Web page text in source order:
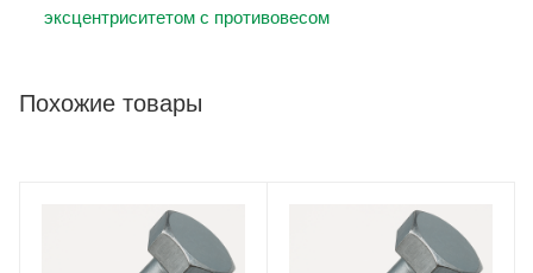
эксцентриситетом с противовесом
Похожие товары